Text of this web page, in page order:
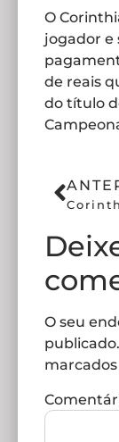
O
jogador e
de reais
do título
O seu
publicado.